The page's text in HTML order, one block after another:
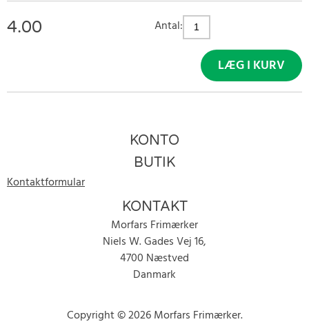
4.00 Antal:
LÆG I KURV
KONTO
BUTIK
Kontaktformular
KONTAKT
Morfars Frimærker
Niels W. Gades Vej 16,
4700 Næstved
Danmark
Copyright © 2026 Morfars Frimærker.